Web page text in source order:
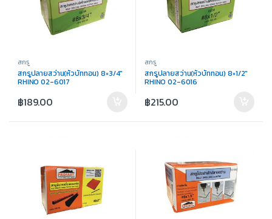
สกรู
สกรูปลายสว่าน(หัวบัททอน) 8×3/4″
RHINO 02-6017
฿189.00
สกรู
สกรูปลายสว่าน(หัวบัททอน) 8×1/2″
RHINO 02-6016
฿215.00